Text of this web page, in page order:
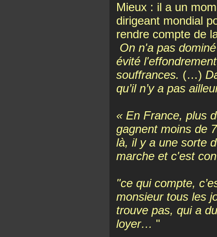
Mieux : il a un
dirigeant mondial
rendre compte de
On n'a pas
évité
souffrances. (…)
qu’il n’y a pas
« En France, plus
gagnent moins de
là, il y a une sorte
marche et c'est
"ce qui compte,
monsieur tous les
trouve pas, qui a
loyer… "